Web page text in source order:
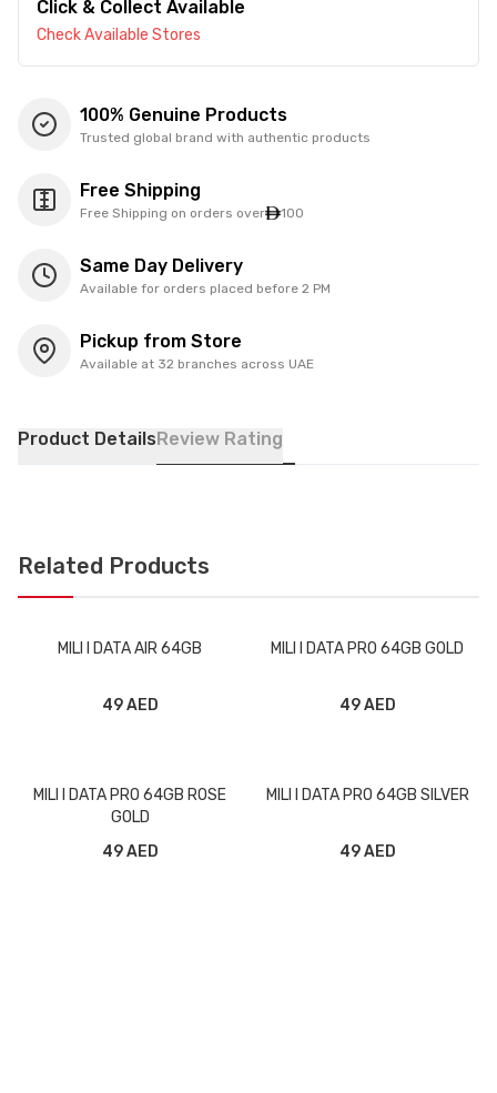
Click & Collect Available
Check Available Stores
100% Genuine Products
Trusted global brand with authentic products
Free Shipping
Free Shipping on orders over 100
Same Day Delivery
Available for orders placed before 2 PM
Pickup from Store
Available at 32 branches across UAE
Product DetailsReview Rating
Related Products
MILI I DATA AIR 64GB
49 AED
MILI I DATA PRO 64GB GOLD
49 AED
MILI I DATA PRO 64GB ROSE
GOLD
49 AED
MILI I DATA PRO 64GB SILVER
49 AED